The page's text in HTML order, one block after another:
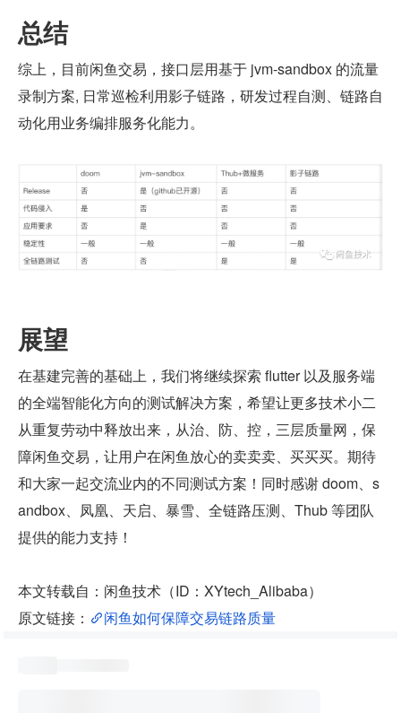
总结
综上，目前闲鱼交易，接口层用基于 jvm-sandbox 的流量
录制方案, 日常巡检利用影子链路，研发过程自测、链路自
动化用业务编排服务化能力。
展望
在基建完善的基础上，我们将继续探索 flutter 以及服务端
的全端智能化方向的测试解决方案，希望让更多技术小二
从重复劳动中释放出来，从治、防、控，三层质量网，保
障闲鱼交易，让用户在闲鱼放心的卖卖卖、买买买。期待
和大家一起交流业内的不同测试方案！同时感谢 doom、s
andbox、凤凰、天启、暴雪、全链路压测、Thub 等团队
提供的能力支持！
本文转载自：闲鱼技术（ID：XYtech_Alibaba）
原文链接：
闲鱼如何保障交易链路质量